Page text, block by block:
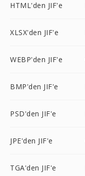
HTML'den JIF'e
XLSX'den JIF'e
WEBP'den JIF'e
BMP'den JIF'e
PSD'den JIF'e
JPE'den JIF'e
TGA'den JIF'e